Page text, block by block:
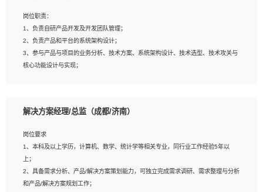
与实现，熟悉常用开源框架及设计模式；
4、熟悉Golang、连接池、消息队列等组件使用、熟悉后端开发、测试、调试流程
跟工具使用；
5、对技术有激情，喜欢钻研，能快速接受和掌握新技术，学习能力和工作责任心
强，良好的沟通表达能力和团队协作能力。
岗位职责：
1、负责自研产品开发及开发团队管理；
2、负责产品和平台的系统架构设计；
3、参与产品与项目的业务分析、技术方案、系统架构设计、技术选型、技术攻关与
核心功能设计与实现；
岗位要求：
1、全日制统招本科及以上学历，计算机相关专业毕业，5年以上开发工作经验；
2、具有扎实的java编程功底和良好的编码习惯，有分布式、多线程及高并发系统开
发经验和性能调优经验尤佳；熟悉JVM调优；掌握基础中间件、基础架构方案和云
平台、云产品功能特性，熟练使用相关平台的功能和了解其背后实现机制；
解决方案经理/总监（成都/济南）
岗位要求
1、本科及以上学历，计算机、数学、统计学等相关专业，同行业工作经验5年以
上；
2、具备需求分析、产品/解决方案策划能力，可独立完成需求调研、需求整理与分析
和产品/解决方案规划工作；